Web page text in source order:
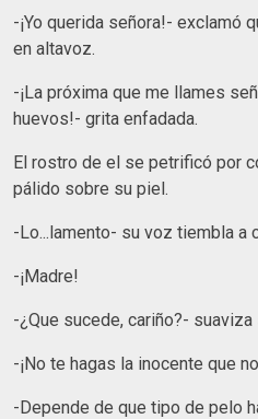
-¡Yo querida señora!- exclamó
en altavoz.
-¡La próxima que me llames
huevos!- grita enfadada.
El rostro de el se petrificó por
pálido sobre su piel.
-Lo...lamento- su voz tiembla a
-¡Madre!
-¿Que sucede, cariño?-
-¡No te hagas la inocente que
-Depende de que tipo de pelo